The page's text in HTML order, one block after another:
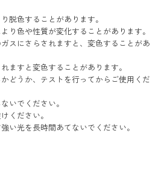
脱色することがあります。
り色や性質が変化することがあります。
スにさらされますと、変色することがあ
ますと変色することがあります。
どうか、テストを行ってからご使用くだ
いでください。
ください。
い光を長時間あてないでください。